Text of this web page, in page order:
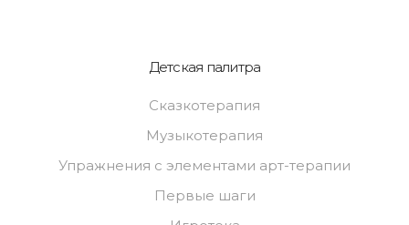
Детская палитра
Сказкотерапия
Музыкотерапия
Упражнения с элементами арт-терапии
Первые шаги